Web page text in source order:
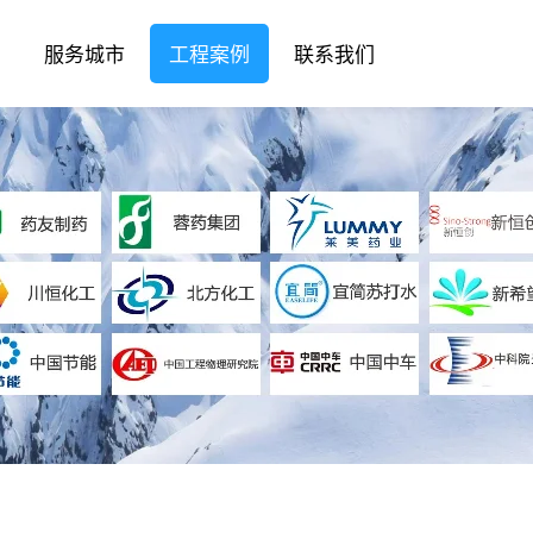
服务城市 工程案例 联系我们